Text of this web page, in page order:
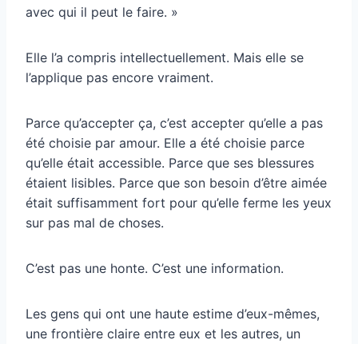
avec qui il peut le faire. »
Elle l’a compris intellectuellement. Mais elle se
l’applique pas encore vraiment.
Parce qu’accepter ça, c’est accepter qu’elle a pas
été choisie par amour. Elle a été choisie parce
qu’elle était accessible. Parce que ses blessures
étaient lisibles. Parce que son besoin d’être aimée
était suffisamment fort pour qu’elle ferme les yeux
sur pas mal de choses.
C’est pas une honte. C’est une information.
Les gens qui ont une haute estime d’eux-mêmes,
une frontière claire entre eux et les autres, un